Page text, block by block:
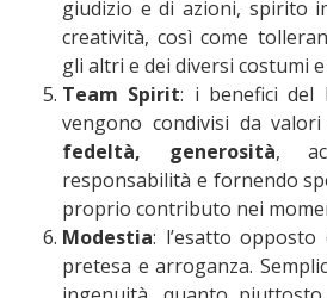
giudizio e di azioni, spirito
creatività, così come
gli altri e dei diversi costumi
Team Spirit: i benefici del
vengono condivisi da
fedeltà, generosità,
responsabilità e fornendo
proprio contributo nei
Modestia: l’esatto opposto
pretesa e arroganza.